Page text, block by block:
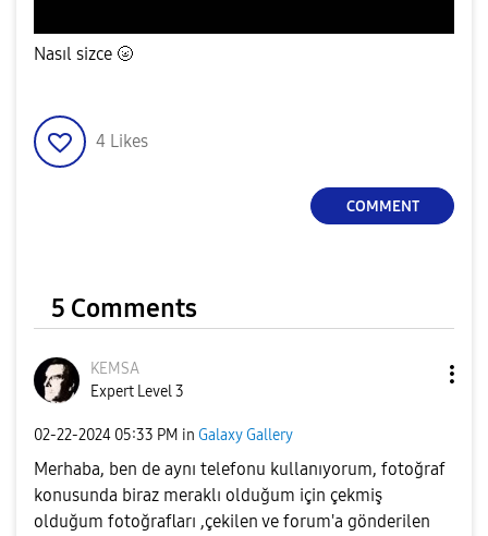
Nasıl sizce 🌝
4 Likes
COMMENT
5 Comments
KEMSA
Expert Level 3
‎02-22-2024 05:33 PM in Galaxy Gallery
Merhaba, ben de aynı telefonu kullanıyorum, fotoğraf
konusunda biraz meraklı olduğum için çekmiş
olduğum fotoğrafları ,çekilen ve forum'a gönderilen